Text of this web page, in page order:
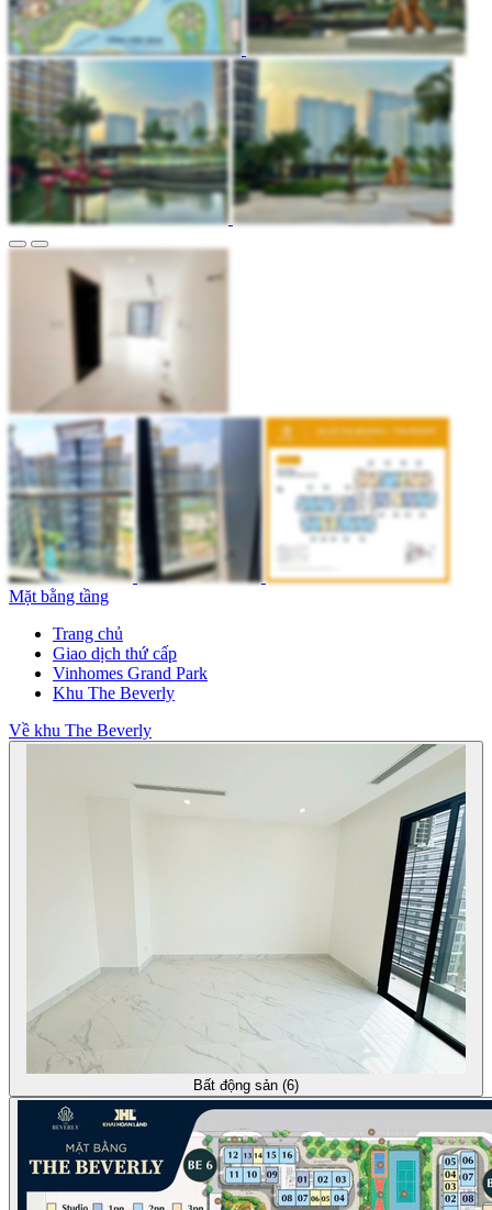
Mặt bằng tầng
Trang chủ
Giao dịch thứ cấp
Vinhomes Grand Park
Khu The Beverly
Về khu The Beverly
Bất động sản (6)